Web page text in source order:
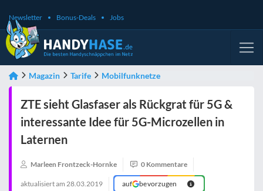
Newsletter Bonus-Deals Jobs
Magazin Tarife Mobilfunknetze
ZTE sieht Glasfaser als Rückgrat für 5G &
interessante Idee für 5G-Microzellen in
Laternen
Marleen Frontzeck-Hornke 0 Kommentare
aktualisiert am 28.03.2019 auf bevorzugen